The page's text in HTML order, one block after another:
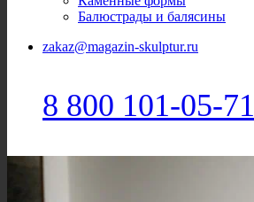
Балюстрады и балясины
zakaz@magazin-skulptur.ru
8 800 101-05-71